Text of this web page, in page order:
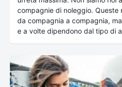
compagnie di noleggio. Queste
da compagnia a compagnia,
e a volte dipendono dal tipo di